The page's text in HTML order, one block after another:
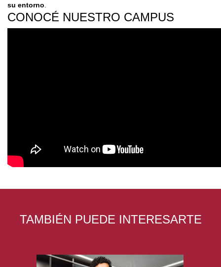
su entorno
CONOCÉ NUESTRO CAMPUS
TAMBIÉN PUEDE INTERESARTE